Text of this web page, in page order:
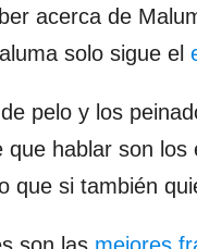
acerca de
solo sigue el
pelo y los
hablar son
que si también